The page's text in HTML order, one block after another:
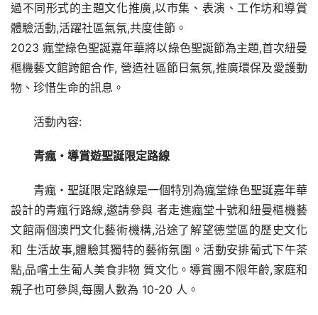
過不同形式的主題文化推廣,以市集、表演、工作坊和導賞
體驗活動,活躍社區氣氛,共度佳節。
2023 瘋堂綠色聖誕嘉年華將以綠色聖誕節為主題,首次紐曼
樞機藝文館跨館合作, 營造社區節日氣氛,推廣環保及愛護動
物、珍惜生命的訊息。
活動內容:
青瘋・導賞遊聖誕限定路線
青瘋・聖誕限定路線是一個特別為瘋堂綠色聖誕嘉年華
設計的青瘋行路線,邀請參與 者走進瘋堂十號和紐曼樞機藝
文館兩個澳門文化藝術機構,沿途了解望德堂區的歷史文化
和 生活故事,體驗其獨特的藝術氛圍。活動安排葡式下午茶
點,品嚐土生葡人美食非物 質文化。導賞團不限年齡,家庭和
親子也可參與,每團人數為 10-20 人。